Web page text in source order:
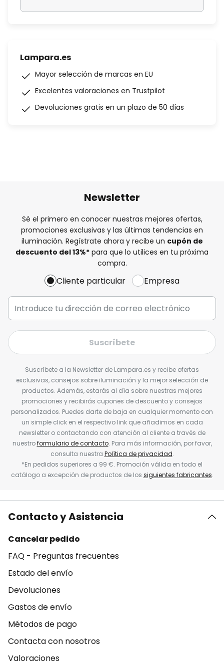
Lampara.es
Mayor selección de marcas en EU
Excelentes valoraciones en Trustpilot
Devoluciones gratis en un plazo de 50 días
Newsletter
Sé el primero en conocer nuestras mejores ofertas,
promociones exclusivas y las últimas tendencias en
iluminación. Regístrate ahora y recibe un cupón de
descuento del13%* para que lo utilices en tu próxima
compra.
Cliente particular Empresa
Suscríbete
Suscríbete a la Newsletter de Lampara.es y recibe ofertas
exclusivas, consejos sobre iluminación y la mejor selección de
productos. Además, estarás al día sobre nuestras mejores
promociones y recibirás cupones de descuento y consejos
personalizados. Puedes darte de baja en cualquier momento con
un simple click en el respectivo link que añadimos en cada
newsletter o contactando con atención al cliente a través de
nuestroformulario de contacto. Para más información, por favor,
consulta nuestra Política de privacidad.
*En pedidos superiores a 99 €. Promoción válida en todo el
catálogo a excepción de productos de los siguientes fabricantes.
Contacto y Asistencia
Cancelar pedido
FAQ - Preguntas frecuentes
Estado del envío
Devoluciones
Gastos de envío
Métodos de pago
Contacta con nosotros
Valoraciones